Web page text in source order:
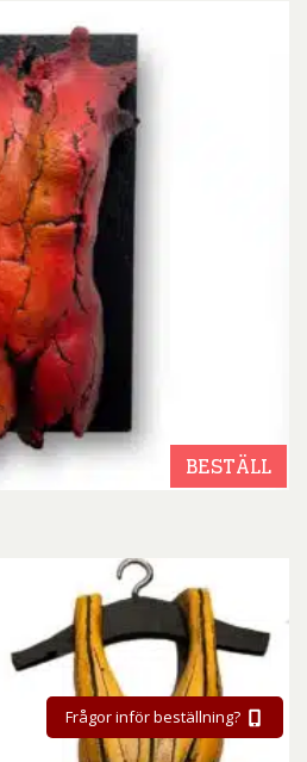
BESTÄLL
Frågor inför beställning?